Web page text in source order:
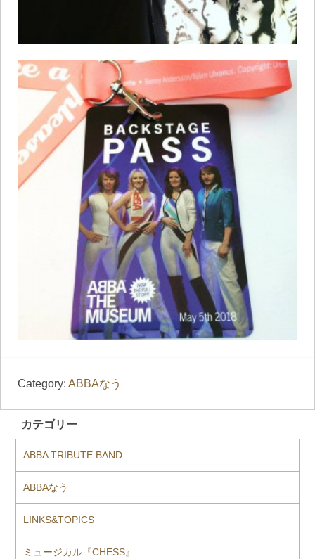
Category: ABBAなう
カテゴリー
ABBA TRIBUTE BAND
ABBAなう
LINKS&TOPICS
ミュージカル『CHESS』